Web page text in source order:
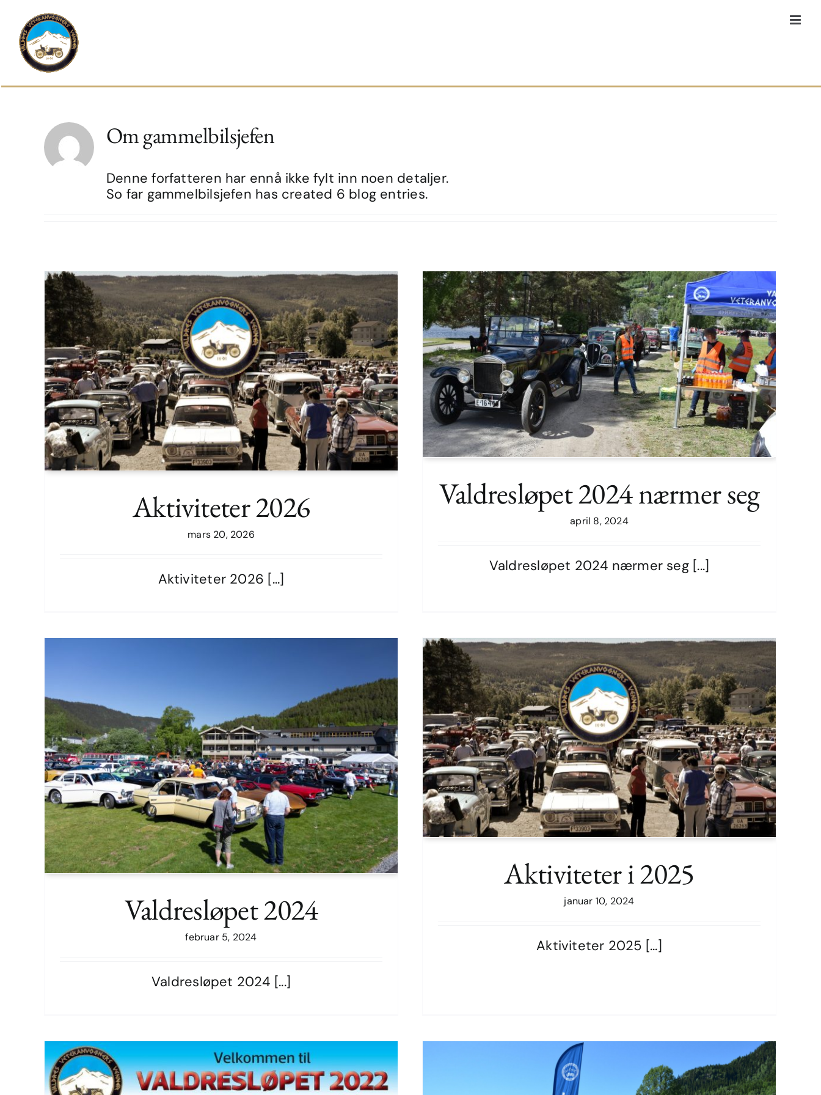
content
Omgammelbilsjefen
Denne forfatteren har ennå ikke fylt inn noen detaljer.
So far gammelbilsjefen has created 6 blog entries.
Aktiviteter 2026
Aktiviteter 2026
mars 20, 2026
Aktiviteter 2026 [...]
Valdresløpet 2024 nærmer seg
Valdresløpet 2024 nærmer seg
april 8, 2024
Valdresløpet 2024 nærmer seg [...]
Valdresløpet 2024
februar 5, 2024
Valdresløpet 2024 [...]
Aktiviteter i 2025
Aktiviteter i 2025
januar 10, 2024
Aktiviteter 2025 [...]